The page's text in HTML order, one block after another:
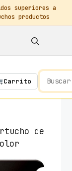
superiores a
productos
Carrito
de